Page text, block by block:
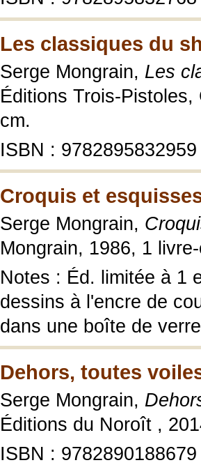
Les classiques du
Serge Mongrain, Les
Éditions Trois-
cm.
ISBN : 9782895832959
Croquis et
Serge Mongrain,
Mongrain, 1986, 1
Notes : Éd. limitée à 1
dessins à l'encre de
dans une boîte de
Dehors, toutes
Serge Mongrain,
Éditions du Noroît ,
ISBN : 9782890188679